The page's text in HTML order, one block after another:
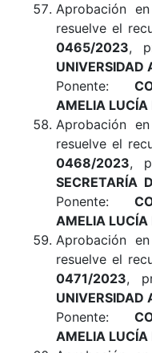
Aprobación
resuelve el
0465/2023,
UNIVERSIDAD
Ponente:
AMELIA LUCÍA
Aprobación
resuelve el
0468/2023,
SECRETARÍA
Ponente:
AMELIA LUCÍA
Aprobación
resuelve el
0471/2023,
UNIVERSIDAD
Ponente:
AMELIA LUCÍA